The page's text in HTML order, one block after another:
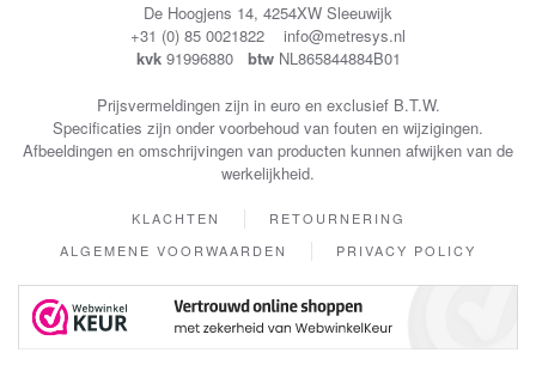
De Hoogjens 14, 4254XW Sleeuwijk
+31 (0) 85 0021822 info@metresys.nl
kvk 91996880 btw NL865844884B01
Prijsvermeldingen zijn in euro en exclusief B.T.W.
Specificaties zijn onder voorbehoud van fouten en wijzigingen.
Afbeeldingen en omschrijvingen van producten kunnen afwijken van de
werkelijkheid.
KLACHTEN
RETOURNERING
ALGEMENE VOORWAARDEN
PRIVACY POLICY